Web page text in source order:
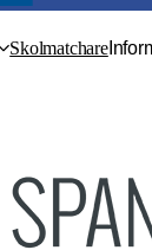
Skolmatchare